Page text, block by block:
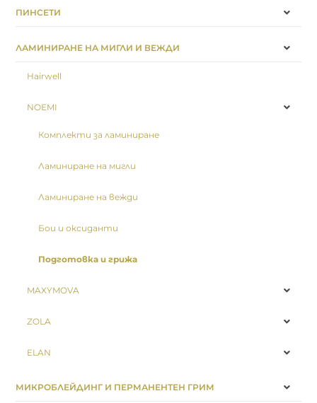
ПИНСЕТИ
ЛАМИНИРАНЕ НА МИГЛИ И ВЕЖДИ
Hairwell
NOEMI
Комплекти за ламиниране
Ламиниране на мигли
Ламиниране на вежди
Бои и оксиданти
Подготовка и грижа
MAXYMOVA
ZOLA
ELAN
МИКРОБЛЕЙДИНГ И ПЕРМАНЕНТЕН ГРИМ